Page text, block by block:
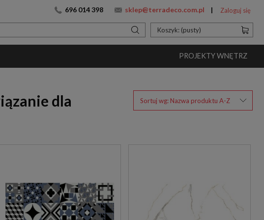
696 014 398 sklep@terradeco.com.pl Zaloguj się
Koszyk: (pusty)
PROJEKTY WNĘTRZ
Sortuj wg: Nazwa produktu A-Z
dla